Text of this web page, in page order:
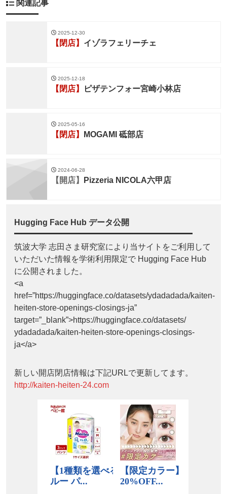
関連記事
2025-12-30
【閉店】 イゾラフェリーチェ
2025-12-18
【閉店】 ピザテンフォー宮崎小林店
2025-05-16
【閉店】 MOGAMI 砥部店
2024-06-28
【開店】 Pizzeria NICOLA六甲店
Hugging Face Hub データ公開
筑波大学 志田さま研究室により当サイトをご利用して
いただいた情報を学術利用限定で Hugging Face Hub
に公開されました。
<a
href=”https://huggingface.co/datasets/ydadadada/kaiten-
heiten-store-openings-closings-ja”
target=”_blank”>https://huggingface.co/datasets/
ydadadada/kaiten-heiten-store-openings-closings-
ja</a>
新しい開店閉店情報は下記URLで更新してます。
http://kaiten-heiten-24.com